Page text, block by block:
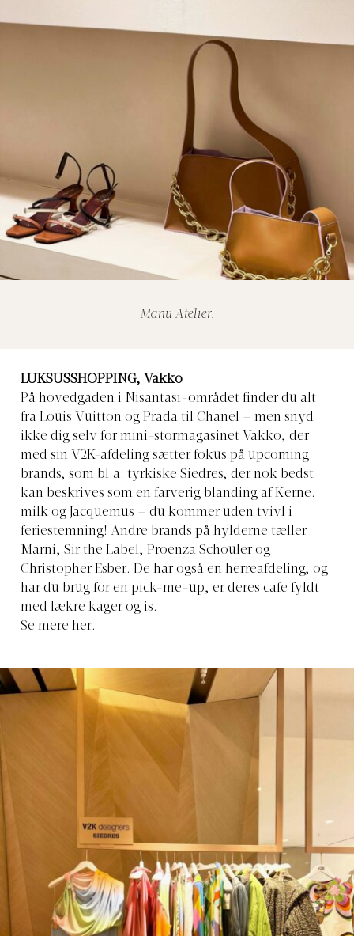
Manu Atelier.
LUKSUSSHOPPING, Vakko
På hovedgaden i Nisantası-området finder du alt
fra Louis Vuitton og Prada til Chanel – men snyd
ikke dig selv for mini-stormagasinet Vakko, der
med sin V2K-afdeling sætter fokus på upcoming
brands, som bl.a. tyrkiske Siedres, der nok bedst
kan beskrives som en farverig blanding af Kerne.
milk og Jacquemus – du kommer uden tvivl i
feriestemning! Andre brands på hylderne tæller
Marni, Sir the Label, Proenza Schouler og
Christopher Esber. De har også en herreafdeling, og
har du brug for en pick-me-up, er deres cafe fyldt
med lækre kager og is.
Se mere her.